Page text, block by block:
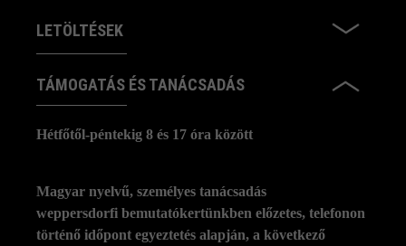
LETÖLTÉSEK
TÁMOGATÁS ÉS TANÁCSADÁS
Hétfőtől-péntekig 8 és 17 óra között
Magyar nyelvű, személyes tanácsadás
weppersdorfi bemutatókertünkben előzetes, telefonon
történő időpont egyeztetés alapján, a következő